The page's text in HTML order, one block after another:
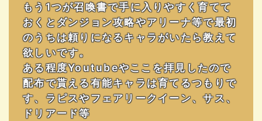
もう1つが召喚書で手に入りやすく育てて
おくとダンジョン攻略やアリーナ等で最初
のうちは頼りになるキャラがいたら教えて
欲しいです。
ある程度Youtubeやここを拝見したので
配布で貰える有能キャラは育てるつもりで
す、ラピスやフェアリークイーン、サス、
ドリアード等